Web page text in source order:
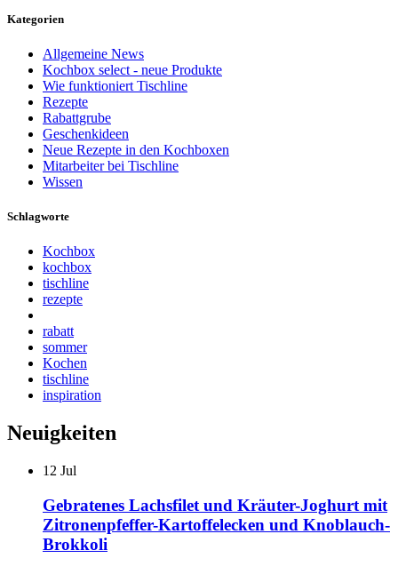
Kategorien
Allgemeine News
Kochbox select - neue Produkte
Wie funktioniert Tischline
Rezepte
Rabattgrube
Geschenkideen
Neue Rezepte in den Kochboxen
Mitarbeiter bei Tischline
Wissen
Schlagworte
Kochbox
kochbox
tischline
rezepte
rabatt
sommer
Kochen
tischline
inspiration
Neuigkeiten
12 Jul
Gebratenes Lachsfilet und Kräuter-Joghurt mit
Zitronenpfeffer-Kartoffelecken und Knoblauch-
Brokkoli